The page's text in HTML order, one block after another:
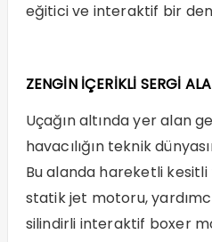
eğitici ve interaktif bir
ZENGİN İÇERİKLİ SERGİ
Uçağın altında yer alan
havacılığın teknik
Bu alanda hareketli
statik jet motoru,
silindirli interaktif boxer